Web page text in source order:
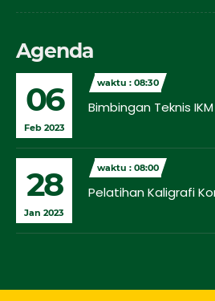
Agenda
06
Feb 2023
waktu : 08:30
Bimbingan Teknis
28
Jan 2023
waktu : 08:00
Pelatihan Kaligrafi